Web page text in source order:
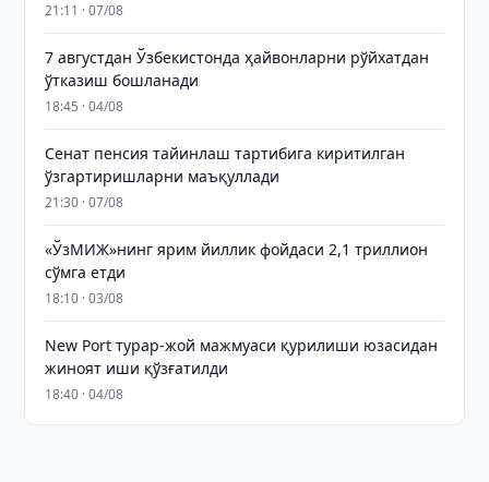
21:11 · 07/08
7 августдан Ўзбекистонда ҳайвонларни рўйхатдан
ўтказиш бошланади
18:45 · 04/08
Сенат пенсия тайинлаш тартибига киритилган
ўзгартиришларни маъқуллади
21:30 · 07/08
«ЎзМИЖ»нинг ярим йиллик фойдаси 2,1 триллион
сўмга етди
18:10 · 03/08
New Port турар-жой мажмуаси қурилиши юзасидан
жиноят иши қўзғатилди
18:40 · 04/08